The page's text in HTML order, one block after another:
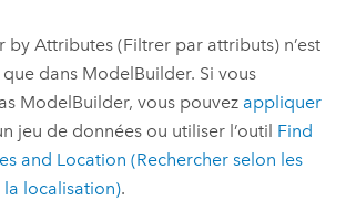
by Attributes (Filtrer par attributs) n’est
dans ModelBuilder. Si vous
ModelBuilder, vous pouvez appliquer
jeu de données ou utiliser l’outil Find
and Location (Rechercher selon les
localisation).